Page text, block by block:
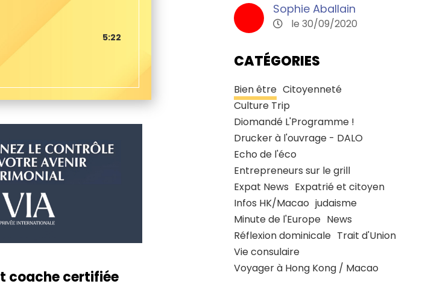
5:22
coache certifiée
Sophie Aballain
le 30/09/2020
CATÉGORIES
Bien être Citoyenneté
Culture Trip
Diomandé L'Programme !
Drucker à l'ouvrage - DALO
Echo de l'éco
Entrepreneurs sur le grill
Expat News Expatrié et citoyen
Infos HK/Macao judaisme
Minute de l'Europe News
Réflexion dominicale Trait d'Union
Vie consulaire
Voyager à Hong Kong / Macao